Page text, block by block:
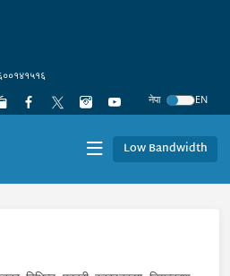
नेपा
EN
Low Bandwidth